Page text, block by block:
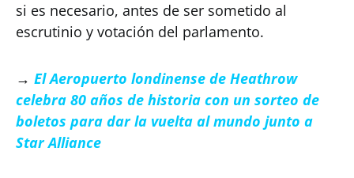
si es necesario, antes de ser sometido al
escrutinio y votación del parlamento.
→ El Aeropuerto londinense de Heathrow
celebra 80 años de historia con un sorteo de
boletos para dar la vuelta al mundo junto a
Star Alliance